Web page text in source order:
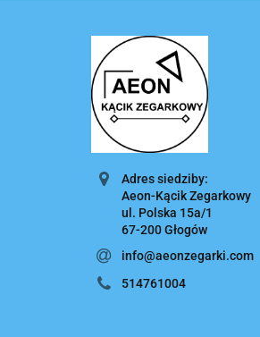
Adres siedziby:
Aeon-Kącik Zegarkowy
ul. Polska 15a/1
67-200 Głogów
info@aeonzegarki.com
514761004